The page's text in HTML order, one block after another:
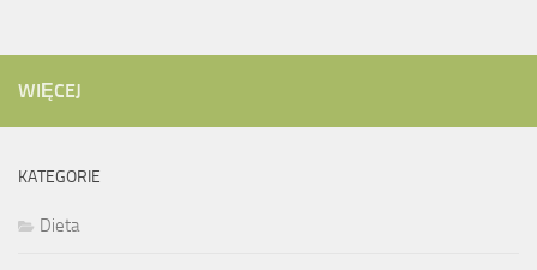
WIĘCEJ
KATEGORIE
Dieta